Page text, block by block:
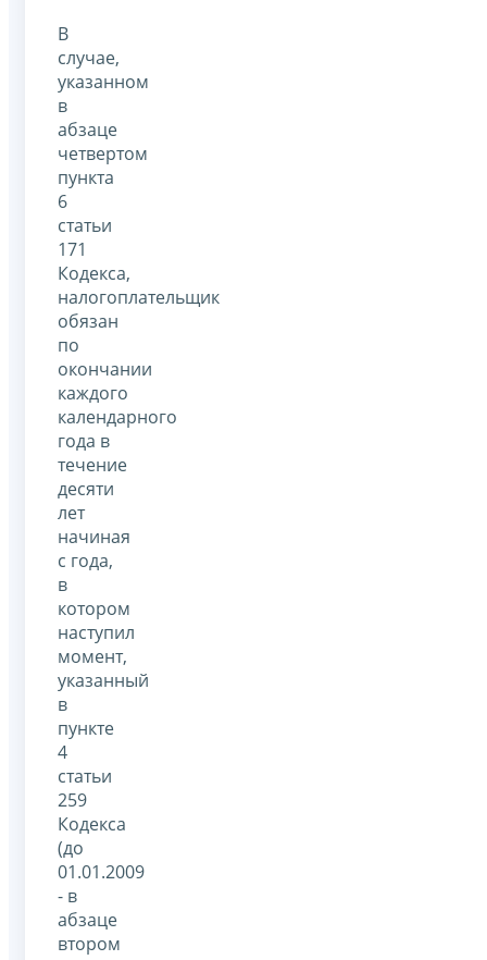
В
случае,
указанном
в
абзаце
четвертом
пункта
6
статьи
171
Кодекса,
налогоплательщик
обязан
по
окончании
каждого
календарного
года в
течение
десяти
лет
начиная
с года,
в
котором
наступил
момент,
указанный
в
пункте
4
статьи
259
Кодекса
(до
01.01.2009
- в
абзаце
втором